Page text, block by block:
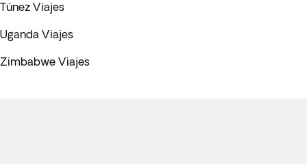
Túnez Viajes
Uganda Viajes
Zimbabwe Viajes